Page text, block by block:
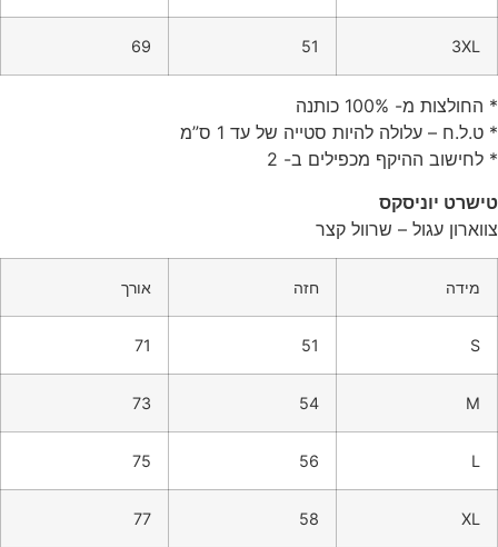
3XL
51
69
* החולצות מ- 100% כותנה
* ט.ל.ח – עלולה להיות סטייה של עד 1 ס”מ
* לחישוב ההיקף מכפילים ב- 2
טישרט יוניסקס
צווארון עגול – שרוול קצר
מידה חזה אורך
S
51
71
M
54
73
L
56
75
XL
58
77